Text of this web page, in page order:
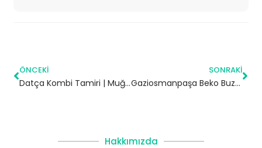
ÖNCEKI
Datça Kombi Tamiri | Muğla
SONRAKI
Gaziosmanpaşa Beko Buzdolabı Servisi – 7/24 Teknik Servis
Hakkımızda